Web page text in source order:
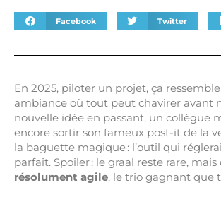
Facebook Twitter
En 2025, piloter un projet, ça
ambiance où tout peut chavirer avant
nouvelle idée en passant, un collègue
encore sortir son fameux post-it de la
la baguette magique : l’outil qui
parfait. Spoiler : le graal reste rare,
résolument agile, le trio gagnant que